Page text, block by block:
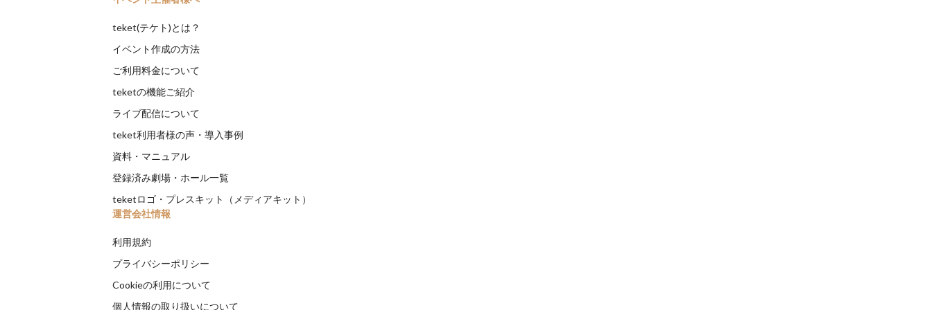
teket(テケト)とは？
イベント作成の方法
ご利用料金について
teketの機能ご紹介
ライブ配信について
teket利用者様の声・導入事例
資料・マニュアル
登録済み劇場・ホール一覧
teketロゴ・プレスキット（メディアキット）
運営会社情報
利用規約
プライバシーポリシー
Cookieの利用について
個人情報の取り扱いについて